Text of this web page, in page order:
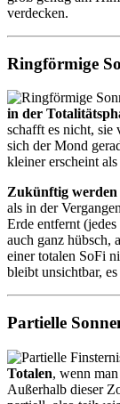
verdecken.
Ringförmige
in der
schafft es nicht, sie
sich der Mond
kleiner erscheint
Zukünftig werden
als in der
Erde entfernt
auch ganz hübsch,
einer totalen SoFi
bleibt unsichtbar,
Partielle
Totalen, wenn
Außerhalb dieser